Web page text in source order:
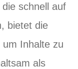
schnell auf
bietet die
Inhalte zu
als